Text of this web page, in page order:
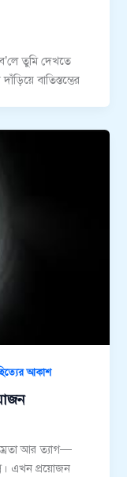
তুমি দেখতে
বাতিস্তম্ভের
আকাশ
আর ত্যাগ—
এখন প্রয়োজন